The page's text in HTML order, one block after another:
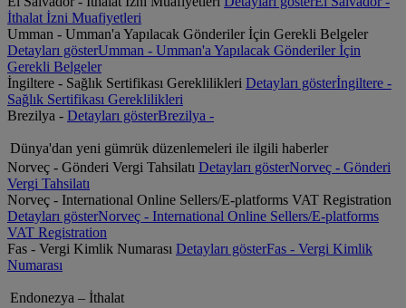
İthalat İzni Muafiyetleri
Umman - Umman'a Yapılacak Gönderiler İçin Gerekli Belgeler
Detayları gösterUmman - Umman'a Yapılacak Gönderiler İçin
Gerekli Belgeler
İngiltere - Sağlık Sertifikası Gereklilikleri Detayları gösterİngiltere -
Sağlık Sertifikası Gereklilikleri
Brezilya - Detayları gösterBrezilya -
Dünya'dan yeni gümrük düzenlemeleri ile ilgili haberler
Norveç - Gönderi Vergi Tahsilatı Detayları gösterNorveç - Gönderi
Vergi Tahsilatı
Norveç - International Online Sellers/E-platforms VAT Registration
Detayları gösterNorveç - International Online Sellers/E-platforms
VAT Registration
Fas - Vergi Kimlik Numarası Detayları gösterFas - Vergi Kimlik
Numarası
Endonezya – İthalat